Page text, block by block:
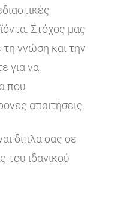
Στόχος μας
γνώση και την
για να
που
απαιτήσεις.
δίπλα σας σε
του ιδανικού